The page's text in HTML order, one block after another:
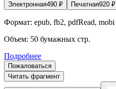
Электронная490 ₽ Печатная920 ₽
Формат: epub, fb2, pdfRead, mobi
Объем: 50 бумажных стр.
Подробнее
Пожаловаться
Читать фрагмент